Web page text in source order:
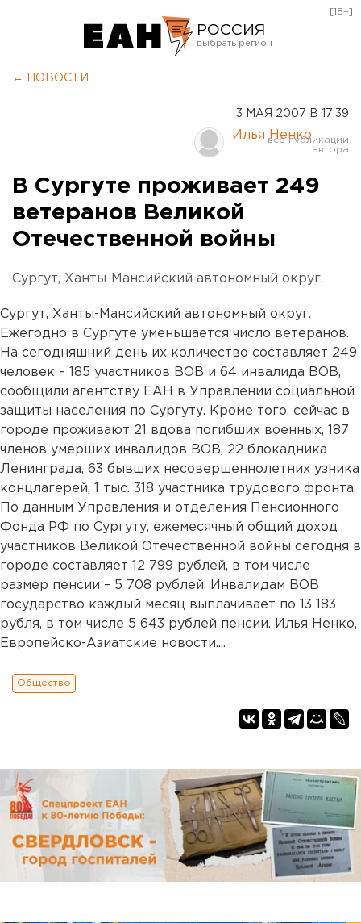
РОССИЯ
Курган
Оренбург
[18+]
← НОВОСТИ
3 МАЯ 2007 В 17:39
Илья Ненко
В Сургуте проживает 249
ветеранов Великой
Отечественной войны
Сургут, Ханты-Мансийский автономный округ.
Сургут, Ханты-Мансийский автономный округ.
Ежегодно в Сургуте уменьшается число ветеранов.
На сегодняшний день их количество составляет 249
человек – 185 участников ВОВ и 64 инвалида ВОВ,
сообщили агентству ЕАН в Управлении социальной
защиты населения по Сургуту. Кроме того, сейчас в
городе проживают 21 вдова погибших военных, 187
членов умерших инвалидов ВОВ, 22 блокадника
Ленинграда, 63 бывших несовершеннолетних узника
концлагерей, 1 тыс. 318 участника трудового фронта.
По данным Управления и отделения Пенсионного
Фонда РФ по Сургуту, ежемесячный общий доход
участников Великой Отечественной войны сегодня в
городе составляет 12 799 рублей, в том числе
размер пенсии – 5 708 рублей. Инвалидам ВОВ
государство каждый месяц выплачивает по 13 183
рубля, в том числе 5 643 рублей пенсии. Илья Ненко,
Европейско-Азиатские новости....
Общество